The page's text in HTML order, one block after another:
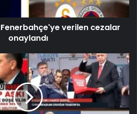
verilen cezalar
onaylandı